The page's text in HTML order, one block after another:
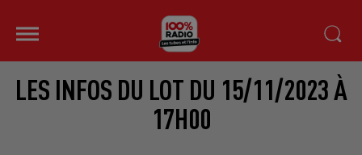
LES INFOS DU LOT DU 15/11/2023 À
17H00